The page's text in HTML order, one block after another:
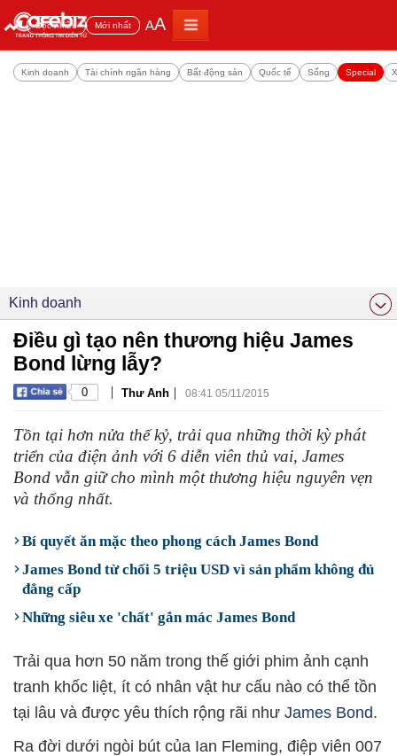
Đọc nhiều Mới nhất AA
Kinh doanh Tài chính ngân hàng Bất động sản Quốc tế Sống Special
Kinh doanh
Điều gì tạo nên thương hiệu James
Bond lừng lẫy?
0 | Thư Anh | 08:41 05/11/2015
Tồn tại hơn nửa thế kỷ, trải qua những thời kỳ phát
triển của điện ảnh với 6 diễn viên thủ vai, James
Bond vẫn giữ cho mình một thương hiệu nguyên vẹn
và thống nhất.
Bí quyết ăn mặc theo phong cách James Bond
James Bond từ chối 5 triệu USD vì sản phẩm không đủ
đẳng cấp
Những siêu xe 'chất' gắn mác James Bond
Trải qua hơn 50 năm trong thế giới phim ảnh cạnh
tranh khốc liệt, ít có nhân vật hư cấu nào có thể tồn
tại lâu và được yêu thích rộng rãi như James Bond.
Ra đời dưới ngòi bút của Ian Fleming, điệp viên 007